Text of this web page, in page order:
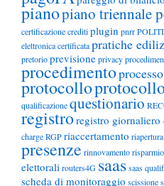
pianopiano triennale
certificazione creditiplugin pnrr
elettronica certificatapratiche
pretorioprevisioneprivacy
procedimentoprocesso
protocollo
qualificazionequestionario
registroregistro
chargeRGPriaccertamento riapertura
presenze rinnovamento
elettoralirouters4G saassaas
scheda di monitoraggio scissione